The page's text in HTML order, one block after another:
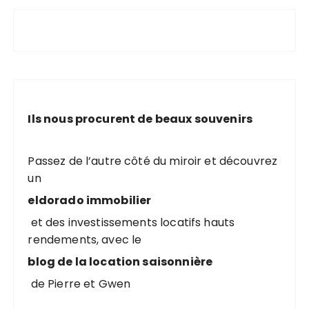
Ils nous procurent de beaux souvenirs
Passez de l’autre côté du miroir et découvrez
un
eldorado immobilier
et des investissements locatifs hauts
rendements, avec le
blog de la location saisonnière
de Pierre et Gwen